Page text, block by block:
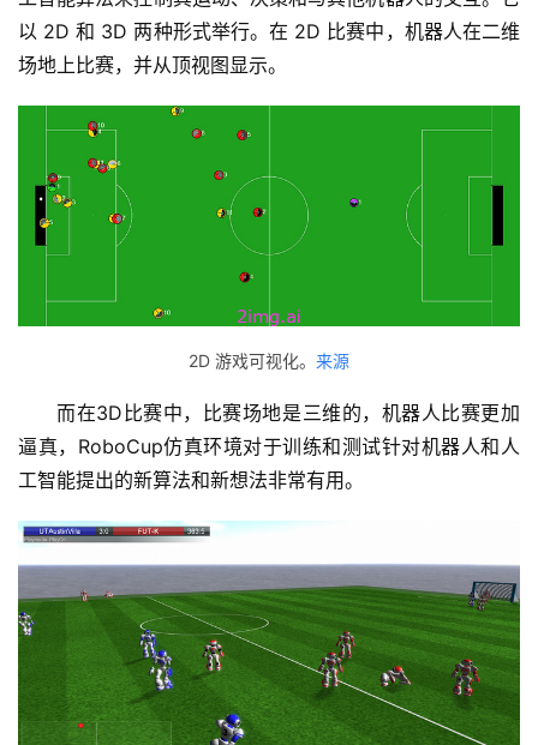
以 2D 和 3D 两种形式举行。在 2D 比赛中，机器人在二维
场地上比赛，并从顶视图显示。
2D 游戏可视化。 来源
而在3D比赛中，比赛场地是三维的，机器人比赛更加
逼真，RoboCup仿真环境对于训练和测试针对机器人和人
工智能提出的新算法和新想法非常有用。